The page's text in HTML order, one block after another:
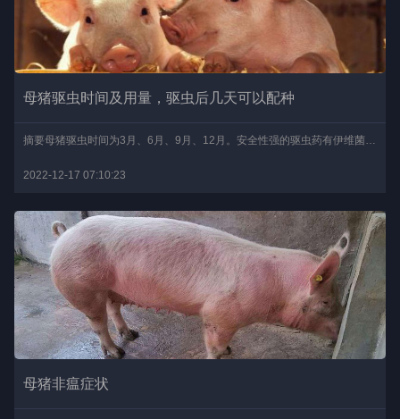
母猪驱虫时间及用量，驱虫后几天可以配种
2022-12-17 07:10:23
母猪非瘟症状